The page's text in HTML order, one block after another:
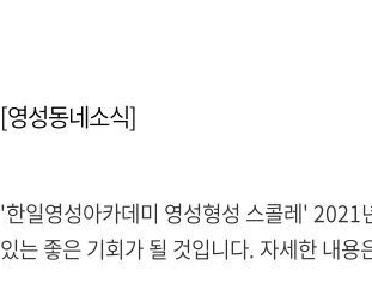
[영성동네소식]
'한일영성아카데미 영성형성 스콜레' 2021
있는 좋은 기회가 될 것입니다. 자세한 내용